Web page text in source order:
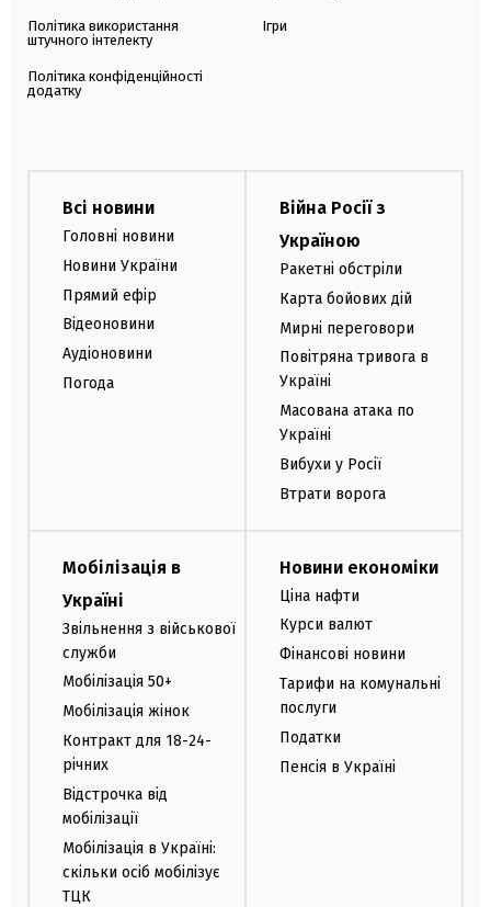
Політика використання
штучного інтелекту
Політика конфіденційності
додатку
Ігри
Всі новини
Головні новини
Новини України
Прямий ефір
Відеоновини
Аудіоновини
Погода
Війна Росії з
Україною
Ракетні обстріли
Карта бойових дій
Мирні переговори
Повітряна тривога в
Україні
Масована атака по
Україні
Вибухи у Росії
Втрати ворога
Мобілізація в
Україні
Звільнення з військової
служби
Мобілізація 50+
Мобілізація жінок
Контракт для 18-24-
річних
Відстрочка від
мобілізації
Мобілізація в Україні:
скільки осіб мобілізує
ТЦК
Новини економіки
Ціна нафти
Курси валют
Фінансові новини
Тарифи на комунальні
послуги
Податки
Пенсія в Україні